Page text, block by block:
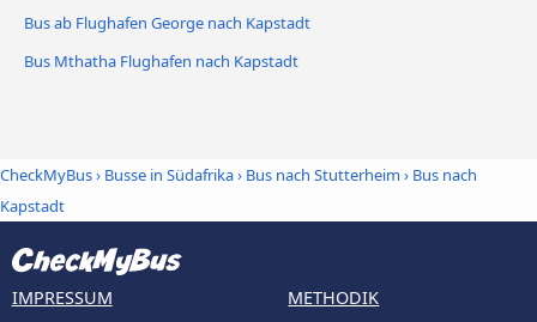
Bus ab Flughafen George nach Kapstadt
Bus Mthatha Flughafen nach Kapstadt
CheckMyBus› Busse in Südafrika› Bus nach Stutterheim › Bus nach
Kapstadt
IMPRESSUM
METHODIK